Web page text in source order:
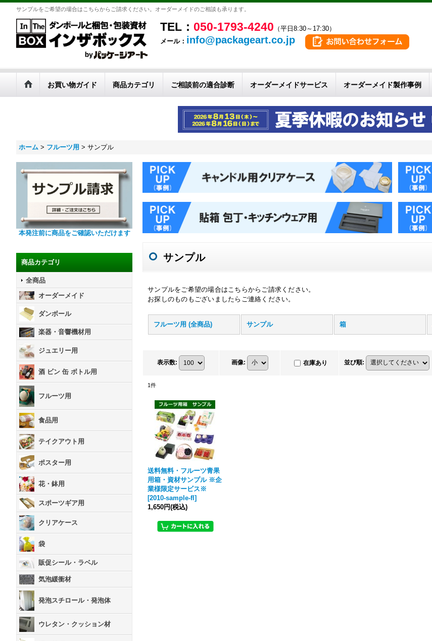
サンプルをご希望の場合はこちらからご請求ください。オーダーメイドのご相談も承ります。
TEL： 050-1793-4240 （平日8:30～17:30）
メール： info@packageart.co.jp
お買い物ガイド 商品カテゴリ ご相談前の適合診断 オーダーメイドサービス オーダーメイド製作事例
ホーム > フルーツ用 > サンプル
本発注前に商品をご確認いただけます
商品カテゴリ
全商品
オーダーメイド
ダンボール
楽器・音響機材用
ジュエリー用
酒 ビン 缶 ボトル用
フルーツ用
食品用
テイクアウト用
ポスター用
花・鉢用
スポーツギア用
クリアケース
袋
販促シール・ラベル
気泡緩衝材
発泡スチロール・発泡体
ウレタン・クッション材
サンプル
サンプルをご希望の場合はこちらからご請求ください。
お探しのものもございましたらご連絡ください。
フルーツ用 (全商品) サンプル 箱
表示数: 画像: 在庫あり 並び順:
1件
送料無料・フルーツ青果
用箱・資材サンプル ※企
業様限定サービス※
[2010-sample-fl]
1,650円(税込)